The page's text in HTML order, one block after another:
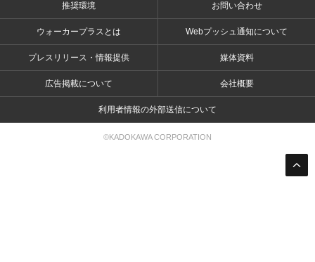
推奨環境 お問い合わせ
ウォーカープラスとは Webプッシュ通知について
プレスリリース・情報提供 媒体資料
広告掲載について 会社概要
利用者情報の外部送信について
©KADOKAWA CORPORATION